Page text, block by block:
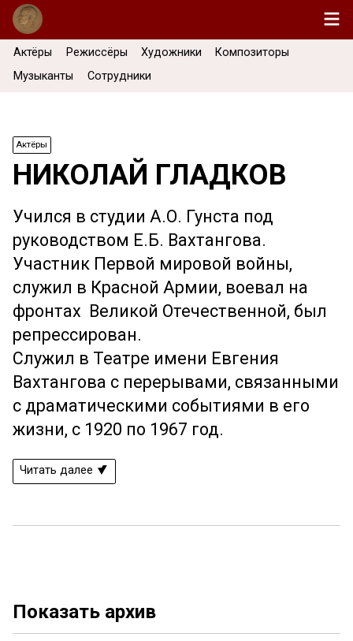
Актёры Режиссёры Художники
Композиторы
Музыканты
Сотрудники
Актёры
НИКОЛАЙ ГЛАДКОВ
Учился в студии А.О. Гунста под
руководством Е.Б. Вахтангова.
Участник Первой мировой войны,
служил в Красной Армии, воевал на
фронтах Великой Отечественной, был
репрессирован.
Служил в Театре имени Евгения
Вахтангова с перерывами, связанными
с драматическими событиями в его
жизни, с 1920 по 1967 год.
Читать далее
Показать архив